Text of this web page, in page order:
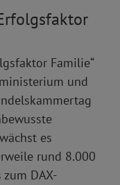
Familie“
und
es
rund 8.000
DAX-